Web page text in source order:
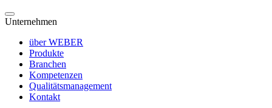
Unternehmen
über WEBER
Produkte
Branchen
Kompetenzen
Qualitätsmanagement
Kontakt